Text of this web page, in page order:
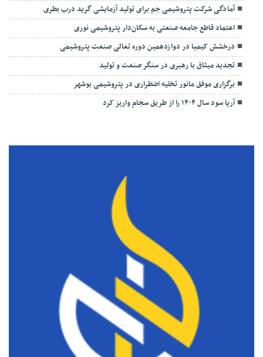
آمادگی شرکت پتروشیمی جم برای تولید آزمایشی گرید درب بطری
اعتماد قاطع جامعه صنعتی به سکان‌دار پتروشیمی نوری
درخشش کیمیا در دوازدهمین دوره تعالی صنعت پتروشیمی
تجدید میثاق با رهبری در سنگر صنعت و تولید
برگزاری موفق مانور تخلیه اضطراری در پتروشیمی بوشهر
آریا سود سال ۱۴۰۴ را از طریق سجام واریز کرد